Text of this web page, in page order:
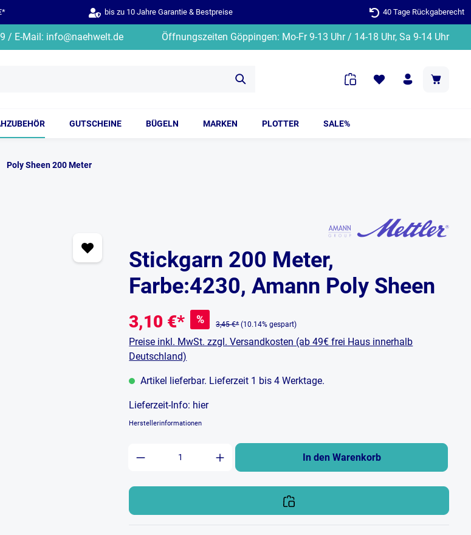
bis zu 10 Jahre Garantie & Bestpreise 40 Tage Rückgaberecht
/ E-Mail: info@naehwelt.de Öffnungszeiten Göppingen: Mo-Fr 9-13 Uhr / 14-18 Uhr, Sa 9-14 Uhr
GUTSCHEINE BÜGELN MARKEN PLOTTER SALE%
Poly Sheen 200 Meter
Stickgarn 200 Meter,
Farbe:4230, Amann Poly Sheen
3,10 €* % 3,45 €* (10.14% gespart)
Preise inkl. MwSt. zzgl. Versandkosten (ab 49€ frei Haus innerhalb
Deutschland)
Artikel lieferbar. Lieferzeit 1 bis 4 Werktage.
Lieferzeit-Info: hier
Herstellerinformationen
Produkt Anzahl: Gib den gewünschten Wert ein
In den Warenkorb